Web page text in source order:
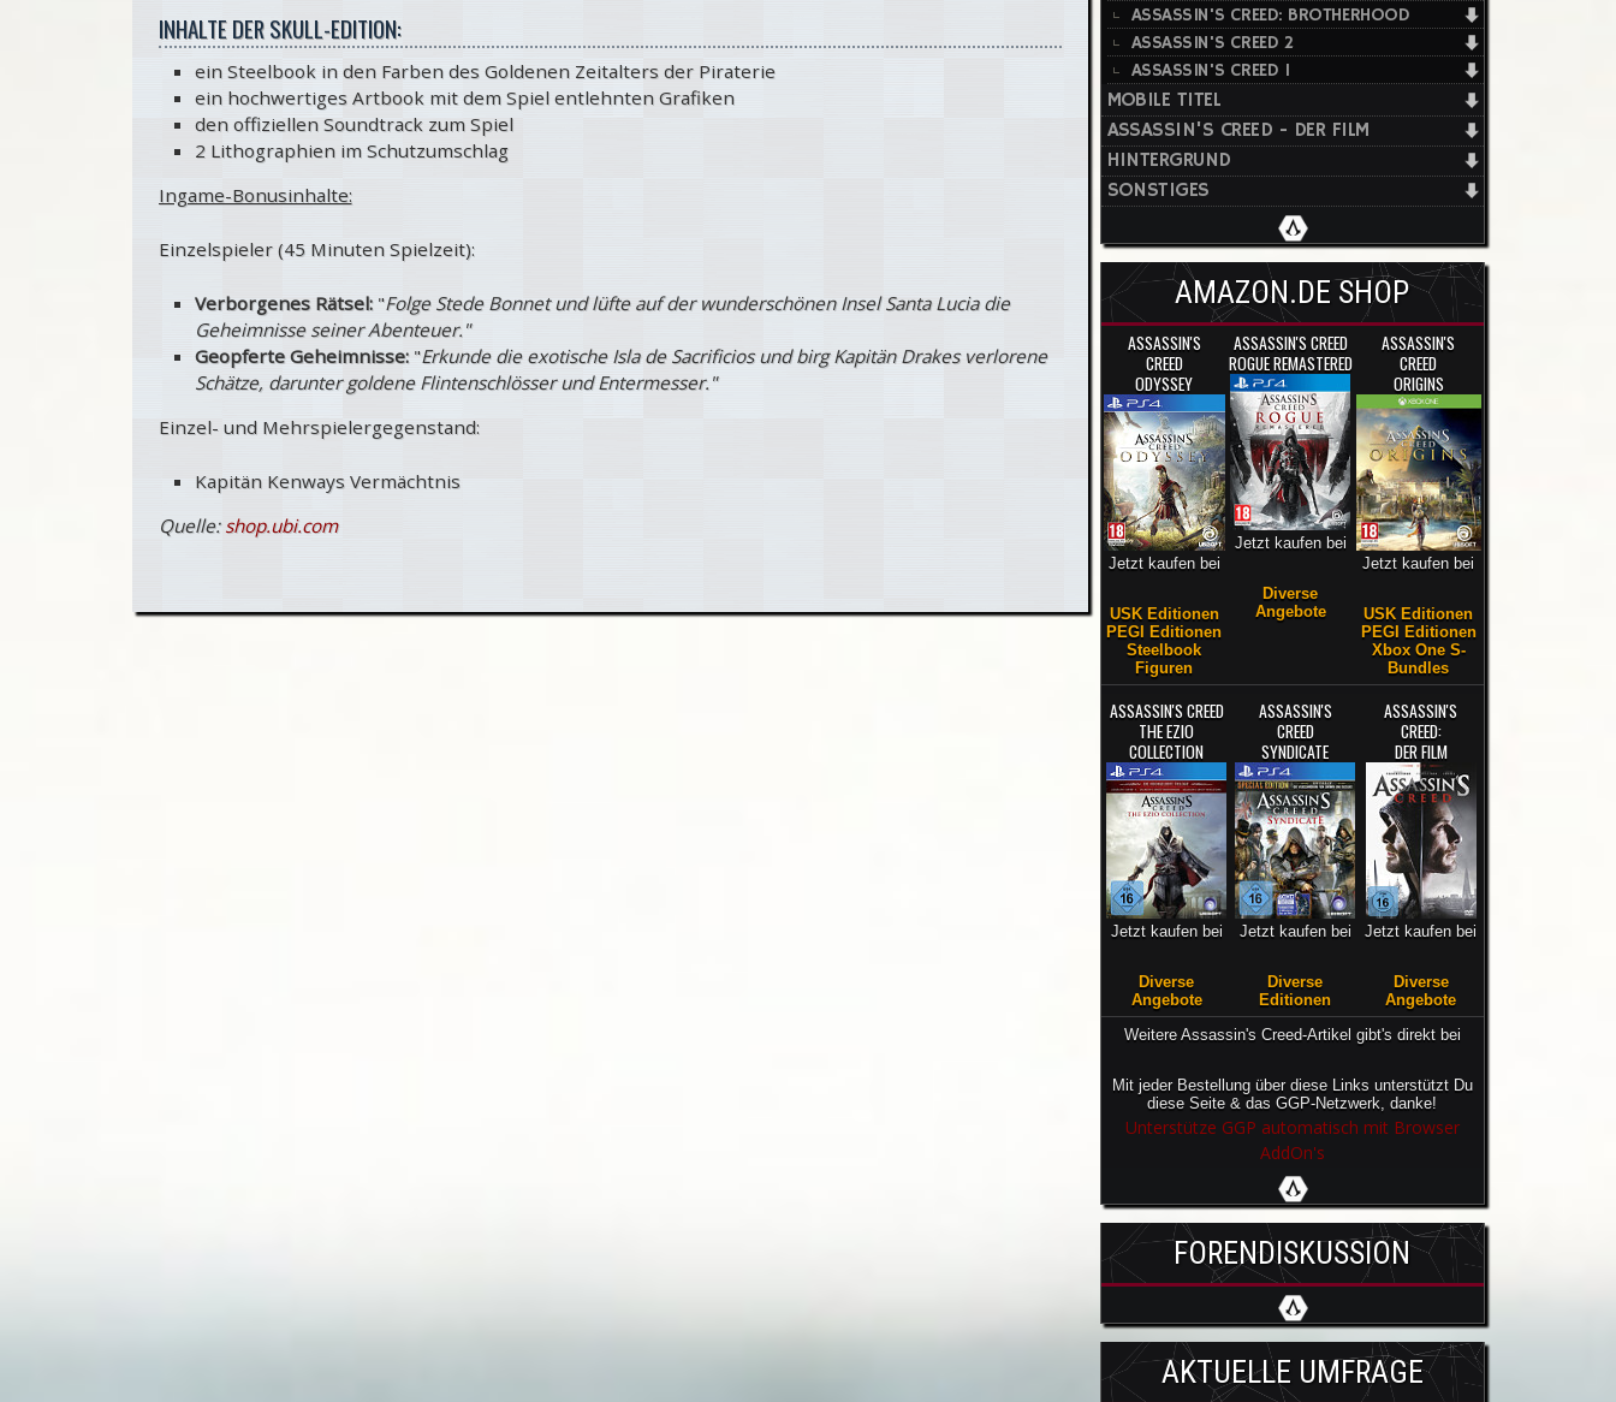
INHALTE DER SKULL-EDITION:
ein Steelbook in den Farben des Goldenen Zeitalters der Piraterie
ein hochwertiges Artbook mit dem Spiel entlehnten Grafiken
den offiziellen Soundtrack zum Spiel
2 Lithographien im Schutzumschlag
Ingame-Bonusinhalte:
Einzelspieler (45 Minuten Spielzeit):
Verborgenes Rätsel:"Folge Stede Bonnet und lüfte auf der wunderschönen Insel Santa Lucia die
Geheimnisse seiner Abenteuer."
Geopferte Geheimnisse:"Erkunde die exotische Isla de Sacrificios und birg Kapitän Drakes verlorene
Schätze, darunter goldene Flintenschlösser und Entermesser."
Einzel- und Mehrspielergegenstand:
Kapitän Kenways Vermächtnis
Quelle:shop.ubi.com
ASSASSIN'S CREED: BROTHERHOOD
ASSASSIN'S CREED 2
ASSASSIN'S CREED 1
MOBILE TITEL
ASSASSIN'S CREED - DER FILM
HINTERGRUND
SONSTIGES
AMAZON.DE SHOP
ASSASSIN'S
CREED
ODYSSEY
Jetzt kaufen bei
USK Editionen
PEGI Editionen
Steelbook
Figuren
ASSASSIN'S CREED
ROGUE REMASTERED
Jetzt kaufen bei
Diverse
Angebote
ASSASSIN'S
CREED
ORIGINS
Jetzt kaufen bei
USK Editionen
PEGI Editionen
Xbox One S-
Bundles
ASSASSIN'S CREED
THE EZIO
COLLECTION
Jetzt kaufen bei
Diverse
Angebote
ASSASSIN'S
CREED
SYNDICATE
Jetzt kaufen bei
Diverse
Editionen
ASSASSIN'S
CREED:
DER FILM
Jetzt kaufen bei
Diverse
Angebote
Weitere Assassin's Creed-Artikel gibt's direkt bei
Mit jeder Bestellung über diese Links unterstützt Du
diese Seite & das GGP-Netzwerk, danke!
Unterstütze GGP automatisch mit Browser
AddOn's
FORENDISKUSSION
AKTUELLE UMFRAGE